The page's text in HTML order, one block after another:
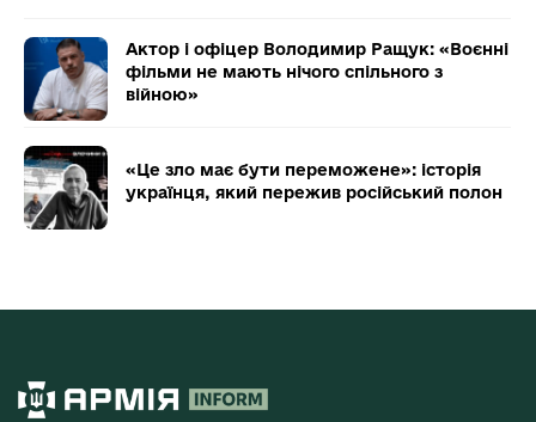
Актор і офіцер Володимир Ращук: «Воєнні
фільми не мають нічого спільного з
війною»
«Це зло має бути переможене»: історія
українця, який пережив російський полон